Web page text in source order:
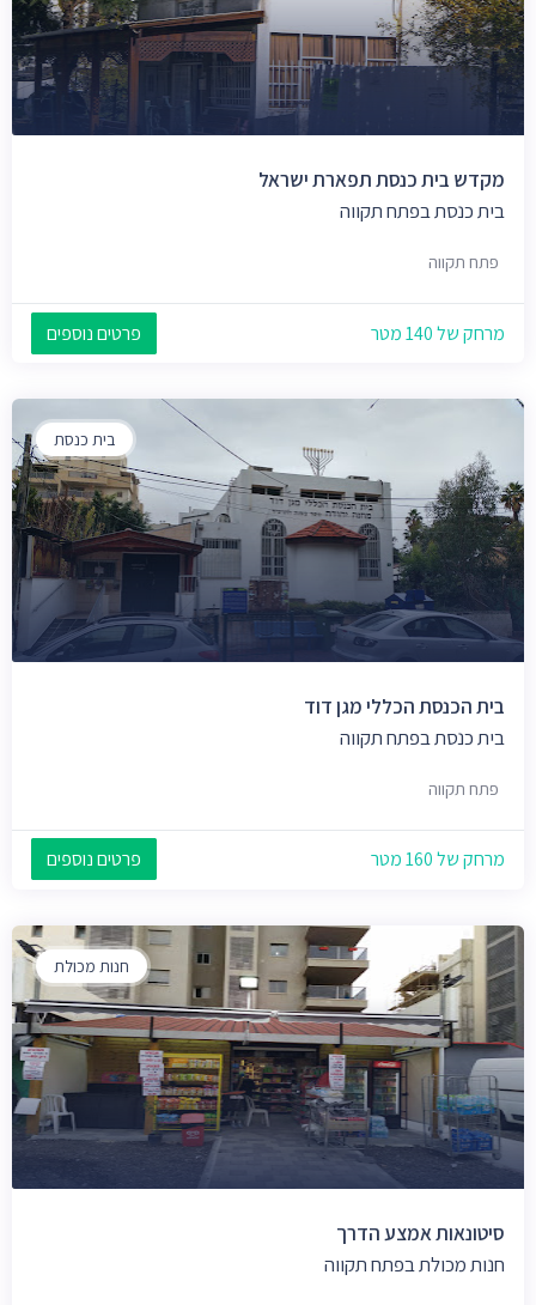
מקדש בית כנסת תפארת ישראל
בית כנסת בפתח תקווה
פתח תקווה
מרחק של 140 מטר פרטים נוספים
בית כנסת
בית הכנסת הכללי מגן דוד
בית כנסת בפתח תקווה
פתח תקווה
מרחק של 160 מטר פרטים נוספים
חנות מכולת
סיטונאות אמצע הדרך
חנות מכולת בפתח תקווה